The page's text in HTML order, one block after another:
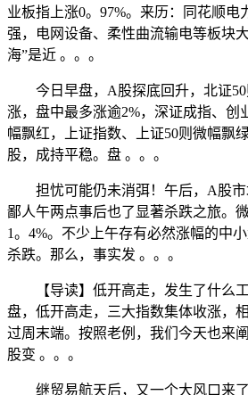
业板指上涨0。97%。来历：同花顺电
强，电网设备、柔性曲流输电等板块
海”是近 。。。
今日早盘，A股探底回升，北证50
涨，盘中最多涨逾2%，深证成指、创
幅飘红，上证指数、上证50则微幅飘
股，成持平稳。盘 。。。
担忧可能仍未消弭！午后，A股市
鄙人午两点事后也了显著杀跌之旅。
1。4%。不少上午存有必然涨幅的中
杀跌。那么，事实发 。。。
【导读】低开高走，发生了什么工
盘，低开高走，三大指数集体收涨，
过周末端。按照老例，我们今天也来
股变 。。。
继贸易航天后，又一个大风口来了